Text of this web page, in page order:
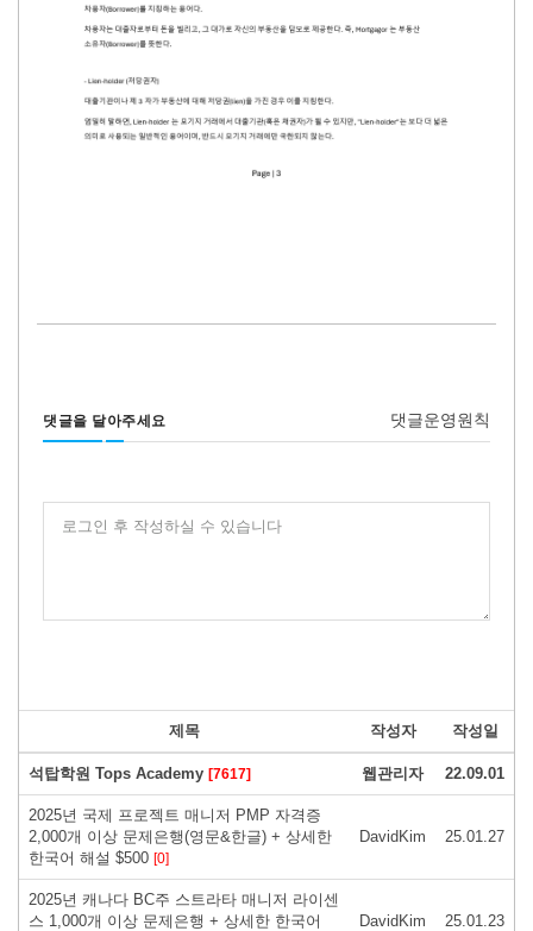
댓글을 달아주세요 댓글운영원칙
로그인 후 작성하실 수 있습니다
제목 작성자 작성일
석탑학원 Tops Academy [7617] 웹관리자 22.09.01
2025년 국제 프로젝트 매니저 PMP 자격증
2,000개 이상 문제은행(영문&한글) + 상세한
한국어 해설 $500 [0]
DavidKim 25.01.27
2025년 캐나다 BC주 스트라타 매니저 라이센
스 1,000개 이상 문제은행 + 상세한 한국어
DavidKim 25.01.23